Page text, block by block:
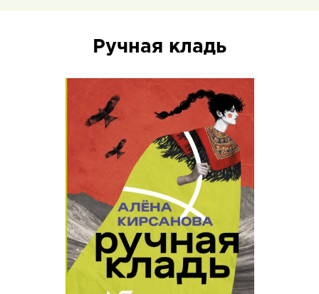
Ручная кладь